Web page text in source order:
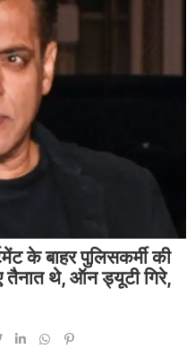
के बाहर पुलिसकर्मी की
तैनात थे, ऑन ड्यूटी गिरे,